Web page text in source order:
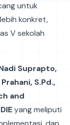
untuk
konkret,
V sekolah
Suprapto,
S.Pd.,
and
yang meliputi